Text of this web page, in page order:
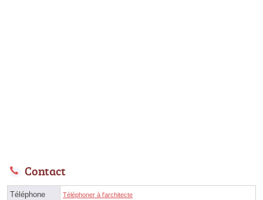
Contact
Téléphone Téléphoner à l'architecte